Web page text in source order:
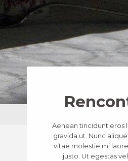
Aenean tincidunt eros
gravida ut. Nunc
vitae molestie mi
justo. Ut egestas